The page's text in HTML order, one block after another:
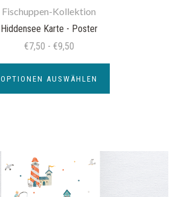
Fischuppen-Kollektion
Hiddensee Karte - Poster
€7,50 - €9,50
OPTIONEN AUSWÄHLEN